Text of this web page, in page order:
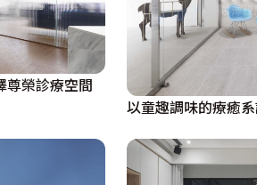
榮診療空間
以童趣調味的療癒